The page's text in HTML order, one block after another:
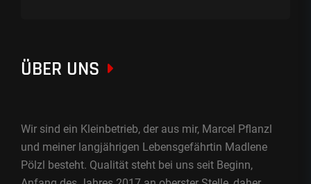
ÜBER UNS
Wir sind ein Kleinbetrieb, der aus mir, Marcel Pflanzl
und meiner langjährigen Lebensgefährtin Madlene
Pölzl besteht. Qualität steht bei uns seit Beginn,